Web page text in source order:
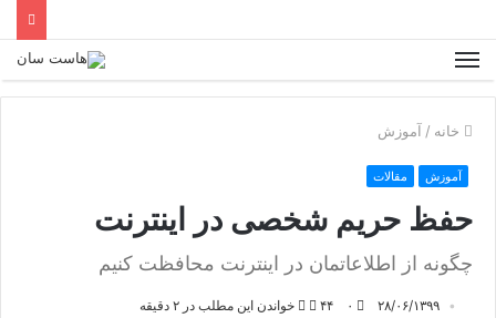
خانه / آموزش
آموزش مقالات
حفظ حریم شخصی در اینترنت
چگونه از اطلاعاتمان در اینترنت محافظت کنیم
۲۸/۰۶/۱۳۹۹ ۴۴ خواندن این مطلب در ۲ دقیقه